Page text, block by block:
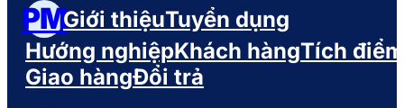
PMGiới thiệuTuyển dụng
Hướng nghiệpKhách hàngTích điểm
Giao hàngĐổi trả